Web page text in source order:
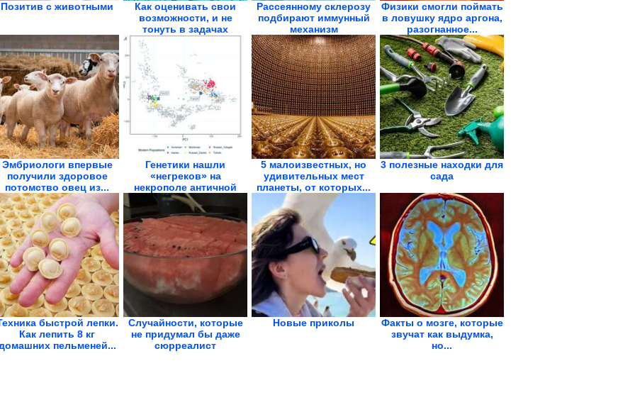
Позитив с животными
Как оценивать свои
возможности, и не
тонуть в задачах
Рассеянному склерозу
подбирают иммунный
механизм
Физики смогли поймать
в ловушку ядро аргона,
разогнанное...
Эмбриологи впервые
получили здоровое
потомство овец из...
Генетики нашли
«негреков» на
некрополе античной
Фанагории
5 малоизвестных, но
удивительных мест
планеты, от которых...
3 полезные находки для
сада
быстрой лепки.
Как лепить 8 кг
пельменей...
Случайности, которые
не придумал бы даже
сюрреалист
Новые приколы
Факты о мозге, которые
звучат как выдумка,
но...